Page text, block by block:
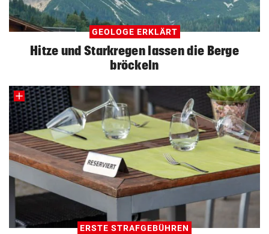
GEOLOGE ERKLÄRT
Hitze und Starkregen lassen die Berge
bröckeln
ERSTE STRAFGEBÜHREN